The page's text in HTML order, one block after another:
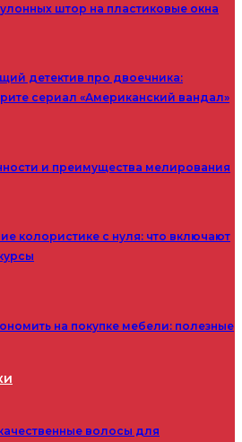
штор на пластиковые окна
детектив про двоечника:
сериал «Американский вандал»
и преимущества мелирования
колористике с нуля: что включают
на покупке мебели: полезные
волосы для